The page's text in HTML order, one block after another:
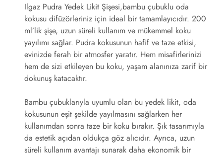
Ilgaz Pudra Yedek Likit Şişesi,bambu çubuklu oda
kokusu difüzörleriniz için ideal bir tamamlayıcıdır. 200
ml’lik şişe, uzun süreli kullanım ve mükemmel koku
yayılımı sağlar. Pudra kokusunun hafif ve taze etkisi,
evinizde ferah bir atmosfer yaratır. Hem misafirlerinizi
hem de sizi etkileyen bu koku, yaşam alanınıza zarif bir
dokunuş katacaktır.
Bambu çubuklarıyla uyumlu olan bu yedek likit, oda
kokusunun eşit şekilde yayılmasını sağlarken her
kullanımdan sonra taze bir koku bırakır. Şık tasarımıyla
da estetik açıdan oldukça göz alıcıdır. Ayrıca, uzun
süreli kullanım avantajı sunarak daha ekonomik bir